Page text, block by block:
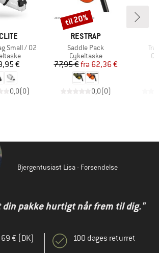
Small / 02
Pris€
0,0(0)
MÆRKE
RESTRAP
Artikel
Saddle Pack
Produktgruppe
Cykeltaske
Pris
77,95 € Nedsat pris
fra 62,36 €
0,0(0)
Rabat
til 20%
Bjergentusiast Lisa - Forsendelse
din pakke hurtigt når frem til dig."
€ (DK)
100 dages returret